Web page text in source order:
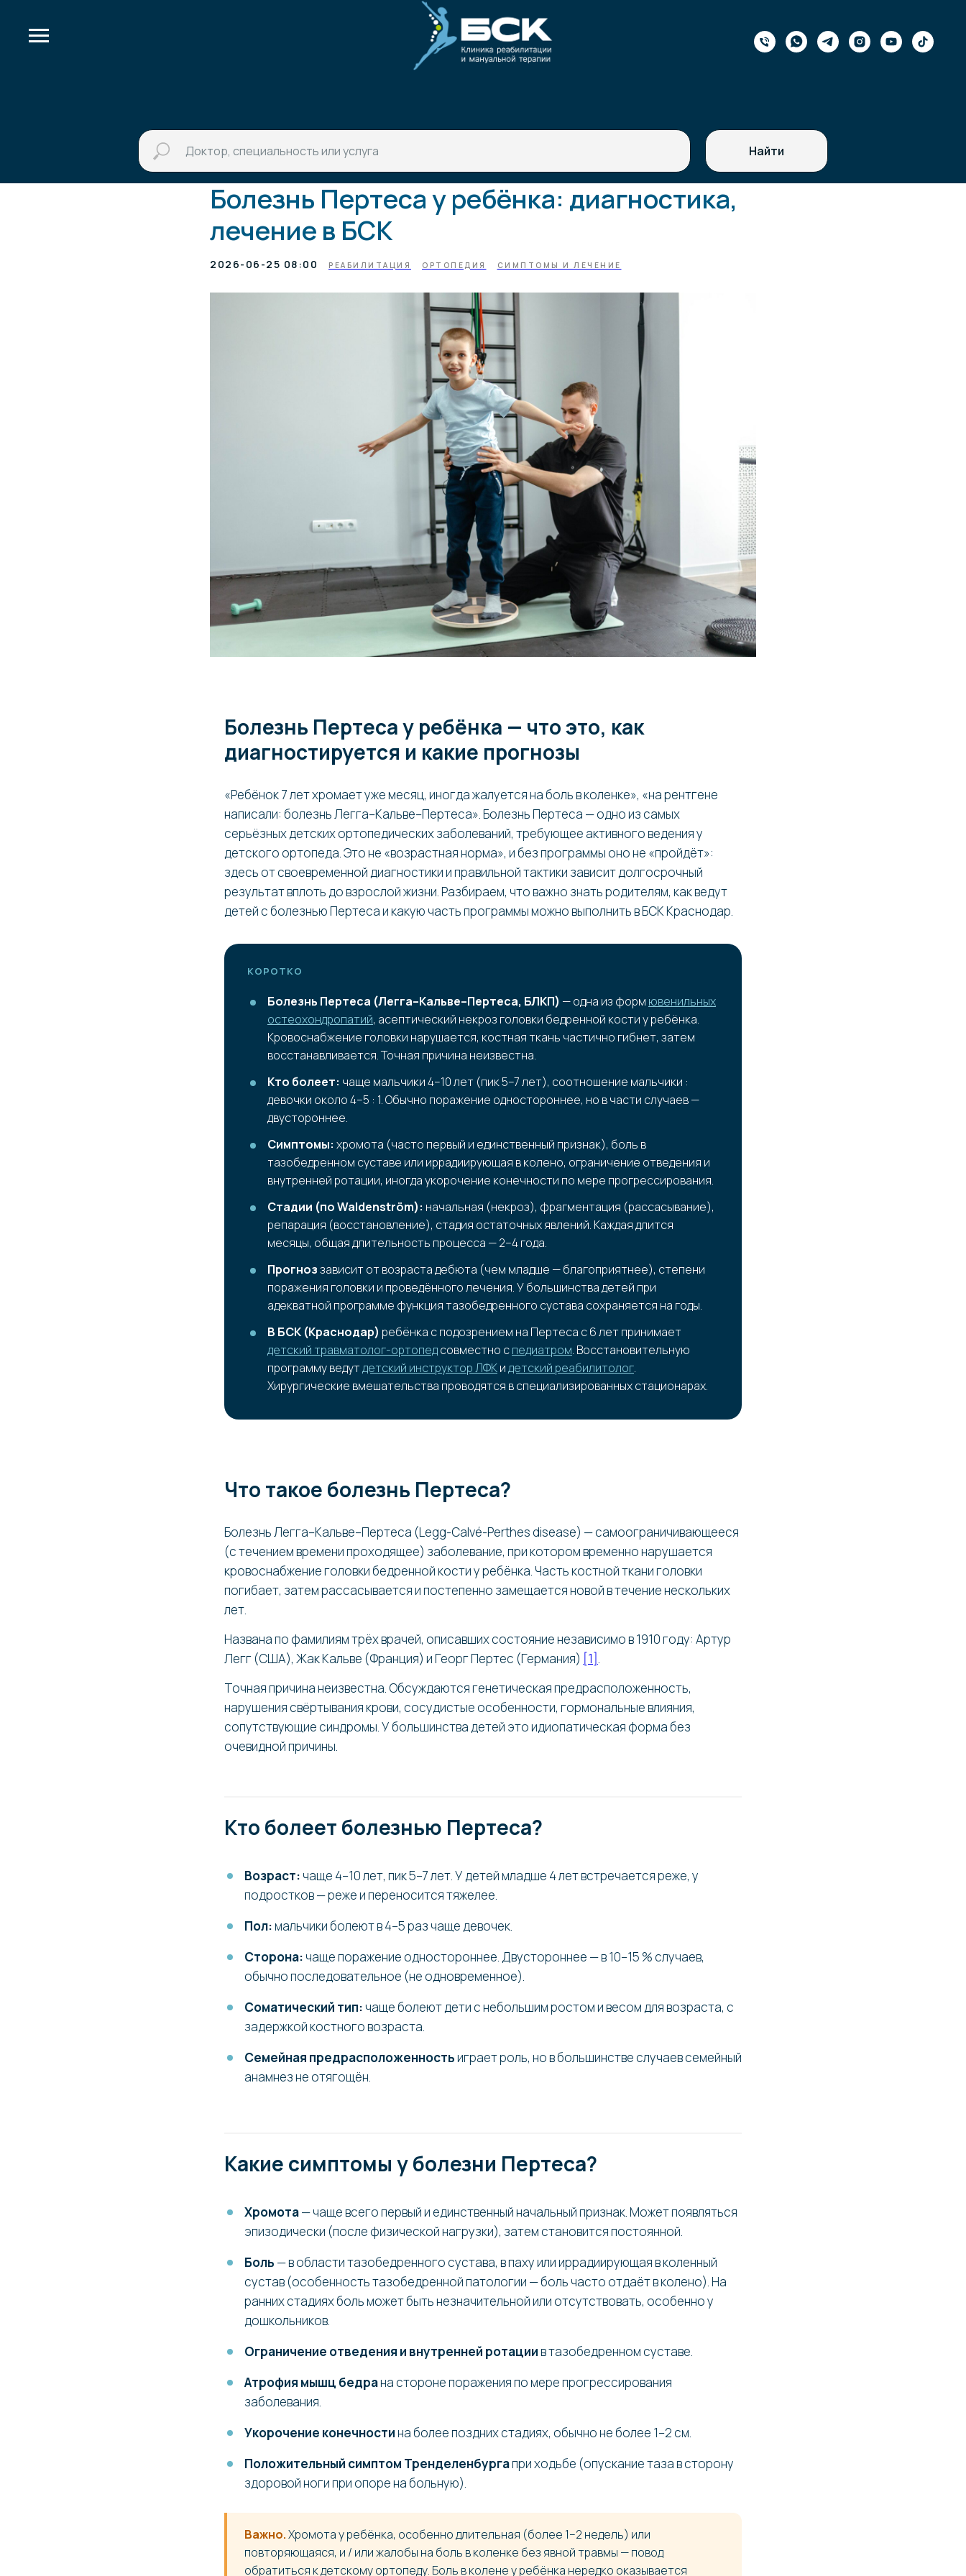
Найти
Болезнь Пертеса у ребёнка: диагностика,
лечение в БСК
2026-06-25 08:00 РЕАБИЛИТАЦИЯ ОРТОПЕДИЯ СИМПТОМЫ И ЛЕЧЕНИЕ
Болезнь Пертеса у ребёнка — что это, как
диагностируется и какие прогнозы
«Ребёнок 7 лет хромает уже месяц, иногда жалуется на боль в коленке», «на рентгене
написали: болезнь Легга–Кальве–Пертеса». Болезнь Пертеса — одно из самых
серьёзных детских ортопедических заболеваний, требующее активного ведения у
детского ортопеда. Это не «возрастная норма», и без программы оно не «пройдёт»:
здесь от своевременной диагностики и правильной тактики зависит долгосрочный
результат вплоть до взрослой жизни. Разбираем, что важно знать родителям, как ведут
детей с болезнью Пертеса и какую часть программы можно выполнить в БСК Краснодар.
КОРОТКО
Болезнь Пертеса (Легга–Кальве–Пертеса, БЛКП) — одна из форм ювенильных
остеохондропатий, асептический некроз головки бедренной кости у ребёнка.
Кровоснабжение головки нарушается, костная ткань частично гибнет, затем
восстанавливается. Точная причина неизвестна.
Кто болеет: чаще мальчики 4–10 лет (пик 5–7 лет), соотношение мальчики :
девочки около 4–5 : 1. Обычно поражение одностороннее, но в части случаев —
двустороннее.
Симптомы: хромота (часто первый и единственный признак), боль в
тазобедренном суставе или иррадиирующая в колено, ограничение отведения и
внутренней ротации, иногда укорочение конечности по мере прогрессирования.
Стадии (по Waldenström): начальная (некроз), фрагментация (рассасывание),
репарация (восстановление), стадия остаточных явлений. Каждая длится
месяцы, общая длительность процесса — 2–4 года.
Прогноззависит от возраста дебюта (чем младше — благоприятнее), степени
поражения головки и проведённого лечения. У большинства детей при
адекватной программе функция тазобедренного сустава сохраняется на годы.
В БСК (Краснодар) ребёнка с подозрением на Пертеса с 6 лет принимает
детский травматолог-ортопедсовместно спедиатром. Восстановительную
программу ведутдетский инструктор ЛФКидетский реабилитолог.
Хирургические вмешательства проводятся в специализированных стационарах.
Что такое болезнь Пертеса?
Болезнь Легга–Кальве–Пертеса (Legg-Calvé-Perthes disease) — самоограничивающееся
(с течением времени проходящее) заболевание, при котором временно нарушается
кровоснабжение головки бедренной кости у ребёнка. Часть костной ткани головки
погибает, затем рассасывается и постепенно замещается новой в течение нескольких
лет.
Названа по фамилиям трёх врачей, описавших состояние независимо в 1910 году: Артур
Легг (США), Жак Кальве (Франция) и Георг Пертес (Германия) [1].
Точная причина неизвестна. Обсуждаются генетическая предрасположенность,
нарушения свёртывания крови, сосудистые особенности, гормональные влияния,
сопутствующие синдромы. У большинства детей это идиопатическая форма без
очевидной причины.
Кто болеет болезнью Пертеса?
Возраст:чаще 4–10 лет, пик 5–7 лет. У детей младше 4 лет встречается реже, у
подростков — реже и переносится тяжелее.
Пол:мальчики болеют в 4–5 раз чаще девочек.
Сторона:чаще поражение одностороннее. Двустороннее — в 10–15 % случаев,
обычно последовательное (не одновременное).
Соматический тип:чаще болеют дети с небольшим ростом и весом для возраста, с
задержкой костного возраста.
Семейная предрасположенностьиграет роль, но в большинстве случаев семейный
анамнез не отягощён.
Какие симптомы у болезни Пертеса?
Хромота— чаще всего первый и единственный начальный признак. Может появляться
эпизодически (после физической нагрузки), затем становится постоянной.
Боль — в области тазобедренного сустава, в паху или иррадиирующая в коленный
сустав (особенность тазобедренной патологии — боль часто отдаёт в колено). На
ранних стадиях боль может быть незначительной или отсутствовать, особенно у
дошкольников.
Ограничение отведения и внутренней ротациив тазобедренном суставе.
Атрофия мышц бедрана стороне поражения по мере прогрессирования
заболевания.
Укорочение конечностина более поздних стадиях, обычно не более 1–2 см.
Положительный симптом Тренделенбургапри ходьбе (опускание таза в сторону
здоровой ноги при опоре на больную).
Важно.Хромота у ребёнка, особенно длительная (более 1–2 недель) или
повторяющаяся, и / или жалобы на боль в коленке без явной травмы — повод
обратиться к детскому ортопеду. Боль в колене у ребёнка нередко оказывается